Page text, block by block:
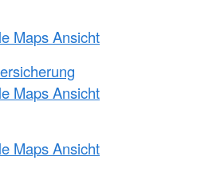
Maps Ansicht
Maps Ansicht
Maps Ansicht